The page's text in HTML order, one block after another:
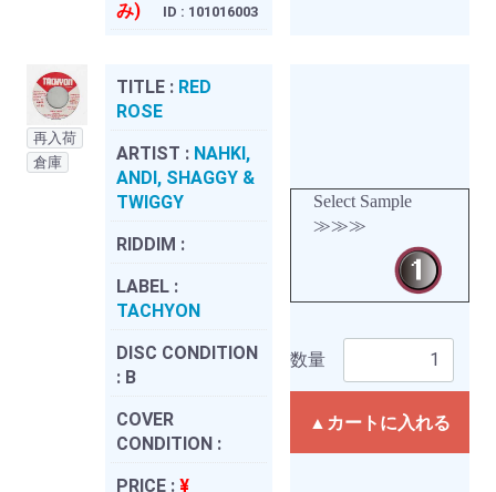
み) ID : 101016003
再入荷
倉庫
TITLE : RED
ROSE
ARTIST : NAHKI,
ANDI, SHAGGY &
TWIGGY
RIDDIM :
LABEL :
TACHYON
DISC CONDITION
: B
COVER
CONDITION :
PRICE : ¥
Select Sample
≫≫≫
数量
▲カートに入れる